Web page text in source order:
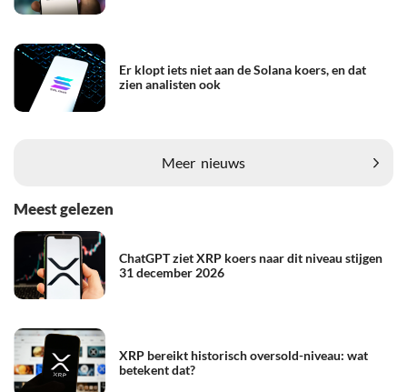
Er klopt iets niet aan de Solana koers, en dat
zien analisten ook
Meer nieuws
Meest gelezen
ChatGPT ziet XRP koers naar dit niveau stijgen
31 december 2026
XRP bereikt historisch oversold-niveau: wat
betekent dat?